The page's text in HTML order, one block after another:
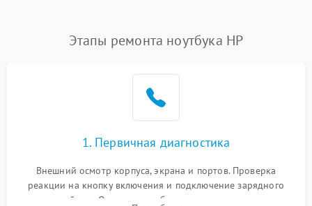
невозможность зарядки,
2500 ₽ Подробнее →
2000 ₽
Перегрев из‑за пыли,
неисправности кулера
Выход из строя SSD или
Этапы ремонта ноутбука HP
1. Первичная диагностика
Внешний осмотр корпуса, экрана и портов. Проверка
реакции на кнопку включения и подключение зарядного
устройства. Оценка потребления тока с помощью